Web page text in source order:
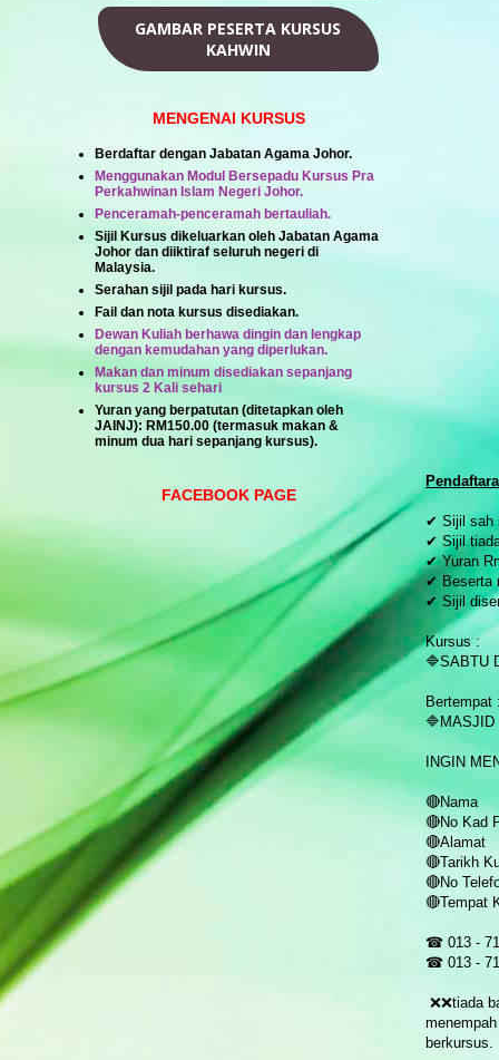
✔ Sijil sah
✔ Sijil
✔ Yuran
✔ Beserta
✔ Sijil
Kursus :
🔷SABTU
🔷MASJID
INGIN
🔴Nama
🔴No Kad
🔴Alamat
🔴Tarikh
🔴No
🔴Tempat
☎ 013 -
☎ 013 -
❌❌tiada
berkursus.
GAMBAR PESERTA KURSUS
KAHWIN
MENGENAI KURSUS
Berdaftar dengan Jabatan Agama Johor.
Menggunakan Modul Bersepadu Kursus Pra
Perkahwinan Islam Negeri Johor.
Penceramah-penceramah bertauliah.
Sijil Kursus dikeluarkan oleh Jabatan Agama
Johor dan diiktiraf seluruh negeri di
Malaysia.
Serahan sijil pada hari kursus.
Fail dan nota kursus disediakan.
Dewan Kuliah berhawa dingin dan lengkap
dengan kemudahan yang diperlukan.
Makan dan minum disediakan sepanjang
kursus 2 Kali sehari
Yuran yang berpatutan (ditetapkan oleh
JAINJ): RM150.00 (termasuk makan &
minum dua hari sepanjang kursus).
FACEBOOK PAGE